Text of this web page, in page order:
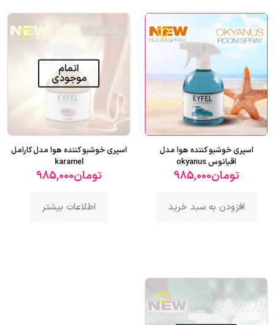
اسپری خوشبو کننده هوا مدل
اقیانوس okyanus
تومان985,000
افزودن به سبد خرید
اتمام
موجودی
اسپری خوشبو کننده هوا مدل کارامل
karamel
تومان985,000
اطلاعات بیشتر